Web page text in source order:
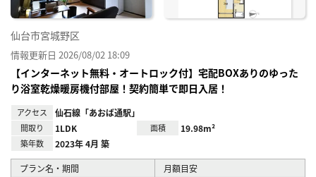
仙台市宮城野区
情報更新日 2026/08/02 18:09
【インターネット無料・オートロック付】宅配BOXありのゆった
り浴室乾燥暖房機付部屋！契約簡単で即日入居！
アクセス 仙石線「あおば通駅」
間取り 1LDK 面積 19.98m²
築年数 2023年 4月 築
プラン名・期間 月額目安